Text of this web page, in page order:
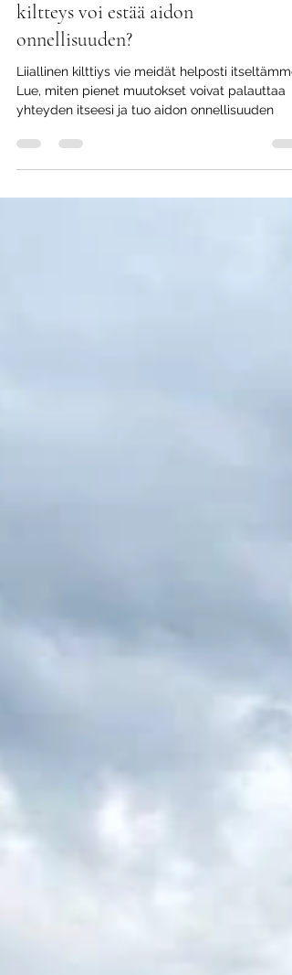
Kenen elämää elän? – Miksi liiallinen
kiltteys voi estää aidon
onnellisuuden?
Liiallinen kilttiys vie meidät helposti
yhteyden itseesi ja tuo aidon onnellisuuden